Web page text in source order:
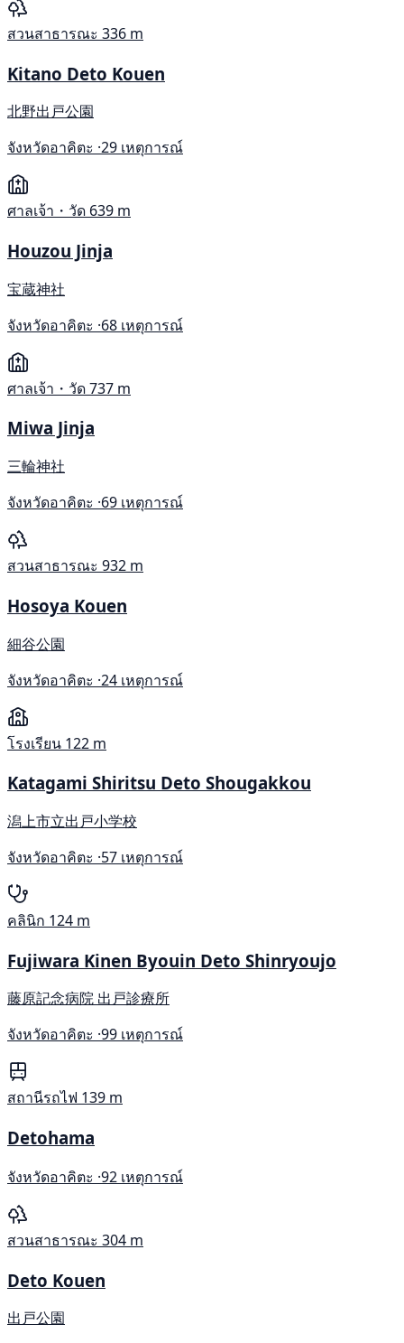
สวนสาธารณะ 336 m
Kitano Deto Kouen
北野出戸公園
จังหวัดอาคิตะ ·29 เหตุการณ์
ศาลเจ้า・วัด 639 m
Houzou Jinja
宝蔵神社
จังหวัดอาคิตะ ·68 เหตุการณ์
ศาลเจ้า・วัด737 m
Miwa Jinja
三輪神社
จังหวัดอาคิตะ ·69 เหตุการณ์
สวนสาธารณะ 932 m
Hosoya Kouen
細谷公園
จังหวัดอาคิตะ ·24 เหตุการณ์
โรงเรียน 122 m
Katagami Shiritsu Deto Shougakkou
潟上市立出戸小学校
จังหวัดอาคิตะ ·57 เหตุการณ์
คลินิก 124 m
Fujiwara Kinen Byouin Deto Shinryoujo
藤原記念病院 出戸診療所
จังหวัดอาคิตะ ·99 เหตุการณ์
สถานีรถไฟ 139 m
Detohama
จังหวัดอาคิตะ ·92 เหตุการณ์
สวนสาธารณะ 304 m
Deto Kouen
出戸公園